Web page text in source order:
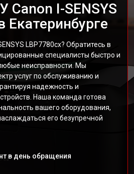
I-SENSYS
Екатеринбурге
LBP7780cx? Обратитесь в
специалисты быстро и
неисправности. Мы
услуг по обслуживанию и
надежность и
Наша команда готова
вашего оборудования,
его безупречной
в день обращения